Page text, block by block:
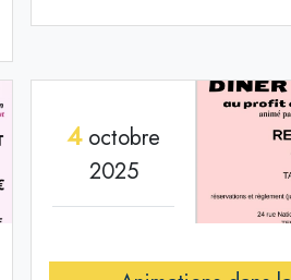
4octobre
2025